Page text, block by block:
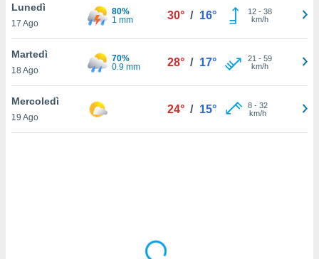
a piè
del
Lunedì
17 Ago
80%
1 mm
30° / 16° 12- 38
km/h
Martedì
18 Ago
70%
0.9 mm
28° / 17° 21 - 59
km/h
Mercoledì
19 Ago
24° / 15° 8- 32
km/h